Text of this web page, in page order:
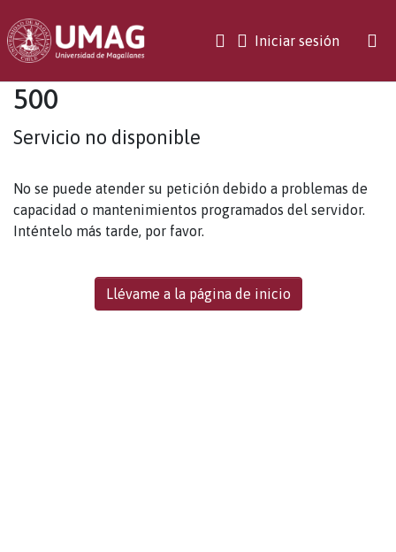
Iniciar sesión(current)
500
Servicio no disponible
No se puede atender su petición debido a problemas de
capacidad o mantenimientos programados del servidor.
Inténtelo más tarde, por favor.
Llévame a la página de inicio